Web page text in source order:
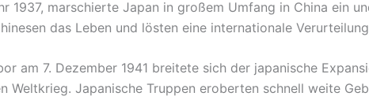
1937, marschierte Japan in großem Umfang in China ein
das Leben und lösten eine internationale
am 7. Dezember 1941 breitete sich der japanische
Weltkrieg. Japanische Truppen eroberten schnell weite